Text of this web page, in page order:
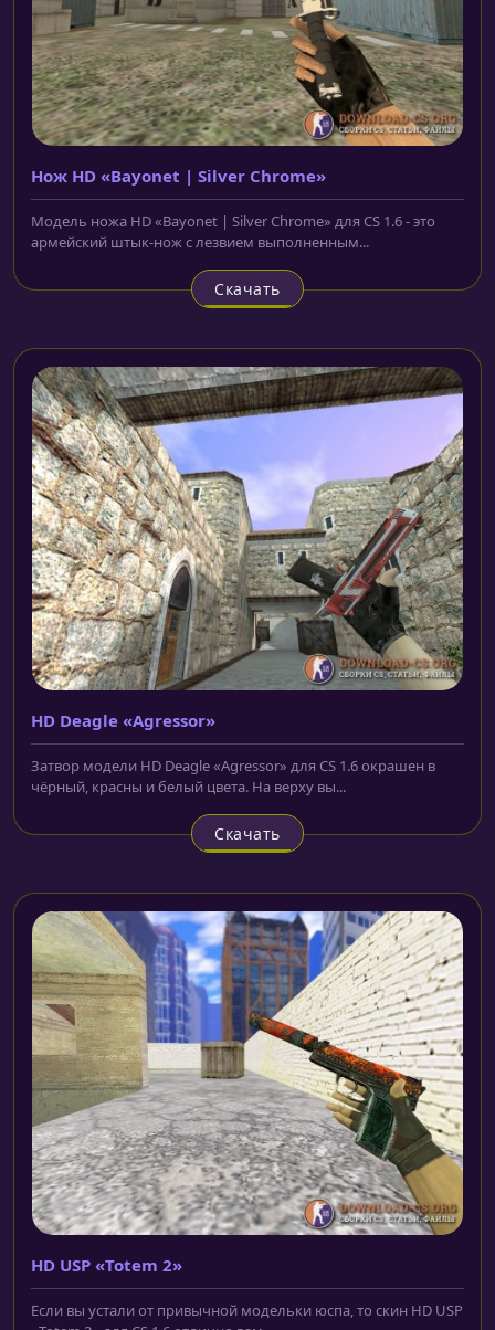
Нож HD «Bayonet | Silver Chrome»
Модель ножа HD «Bayonet | Silver Chrome» для CS 1.6 - это
армейский штык-нож с лезвием выполненным...
Скачать
HD Deagle «Agressor»
Затвор модели HD Deagle «Agressor» для CS 1.6 окрашен в
чёрный, красны и белый цвета. На верху вы...
Скачать
HD USP «Totem 2»
Если вы устали от привычной модельки юспа, то скин HD USP